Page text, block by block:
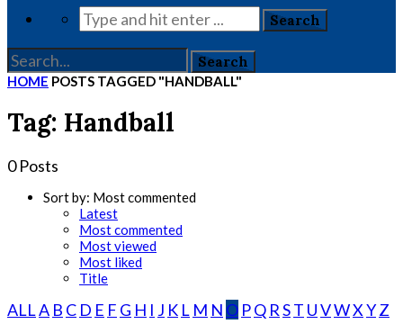
HOME POSTS TAGGED "HANDBALL"
Tag: Handball
0 Posts
Sort by: Most commented
Latest
Most commented
Most viewed
Most liked
Title
ALLA B C D E F G H I J K L M N O PQ RST UVWXYZ